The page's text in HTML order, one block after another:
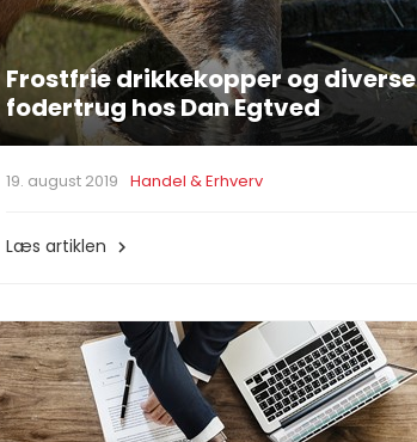
Frostfrie drikkekopper og diverse
fodertrug hos Dan Egtved
19. august 2019 Handel & Erhverv
Læs artiklen 